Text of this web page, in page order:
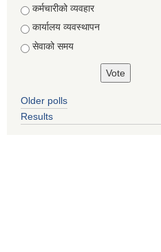
Choices
कर्मचारीको व्यवहार
कार्यालय व्यवस्थापन
सेवाको समय
Older polls
Results